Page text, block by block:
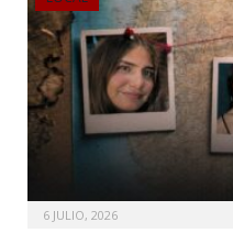
6 JULIO, 2026